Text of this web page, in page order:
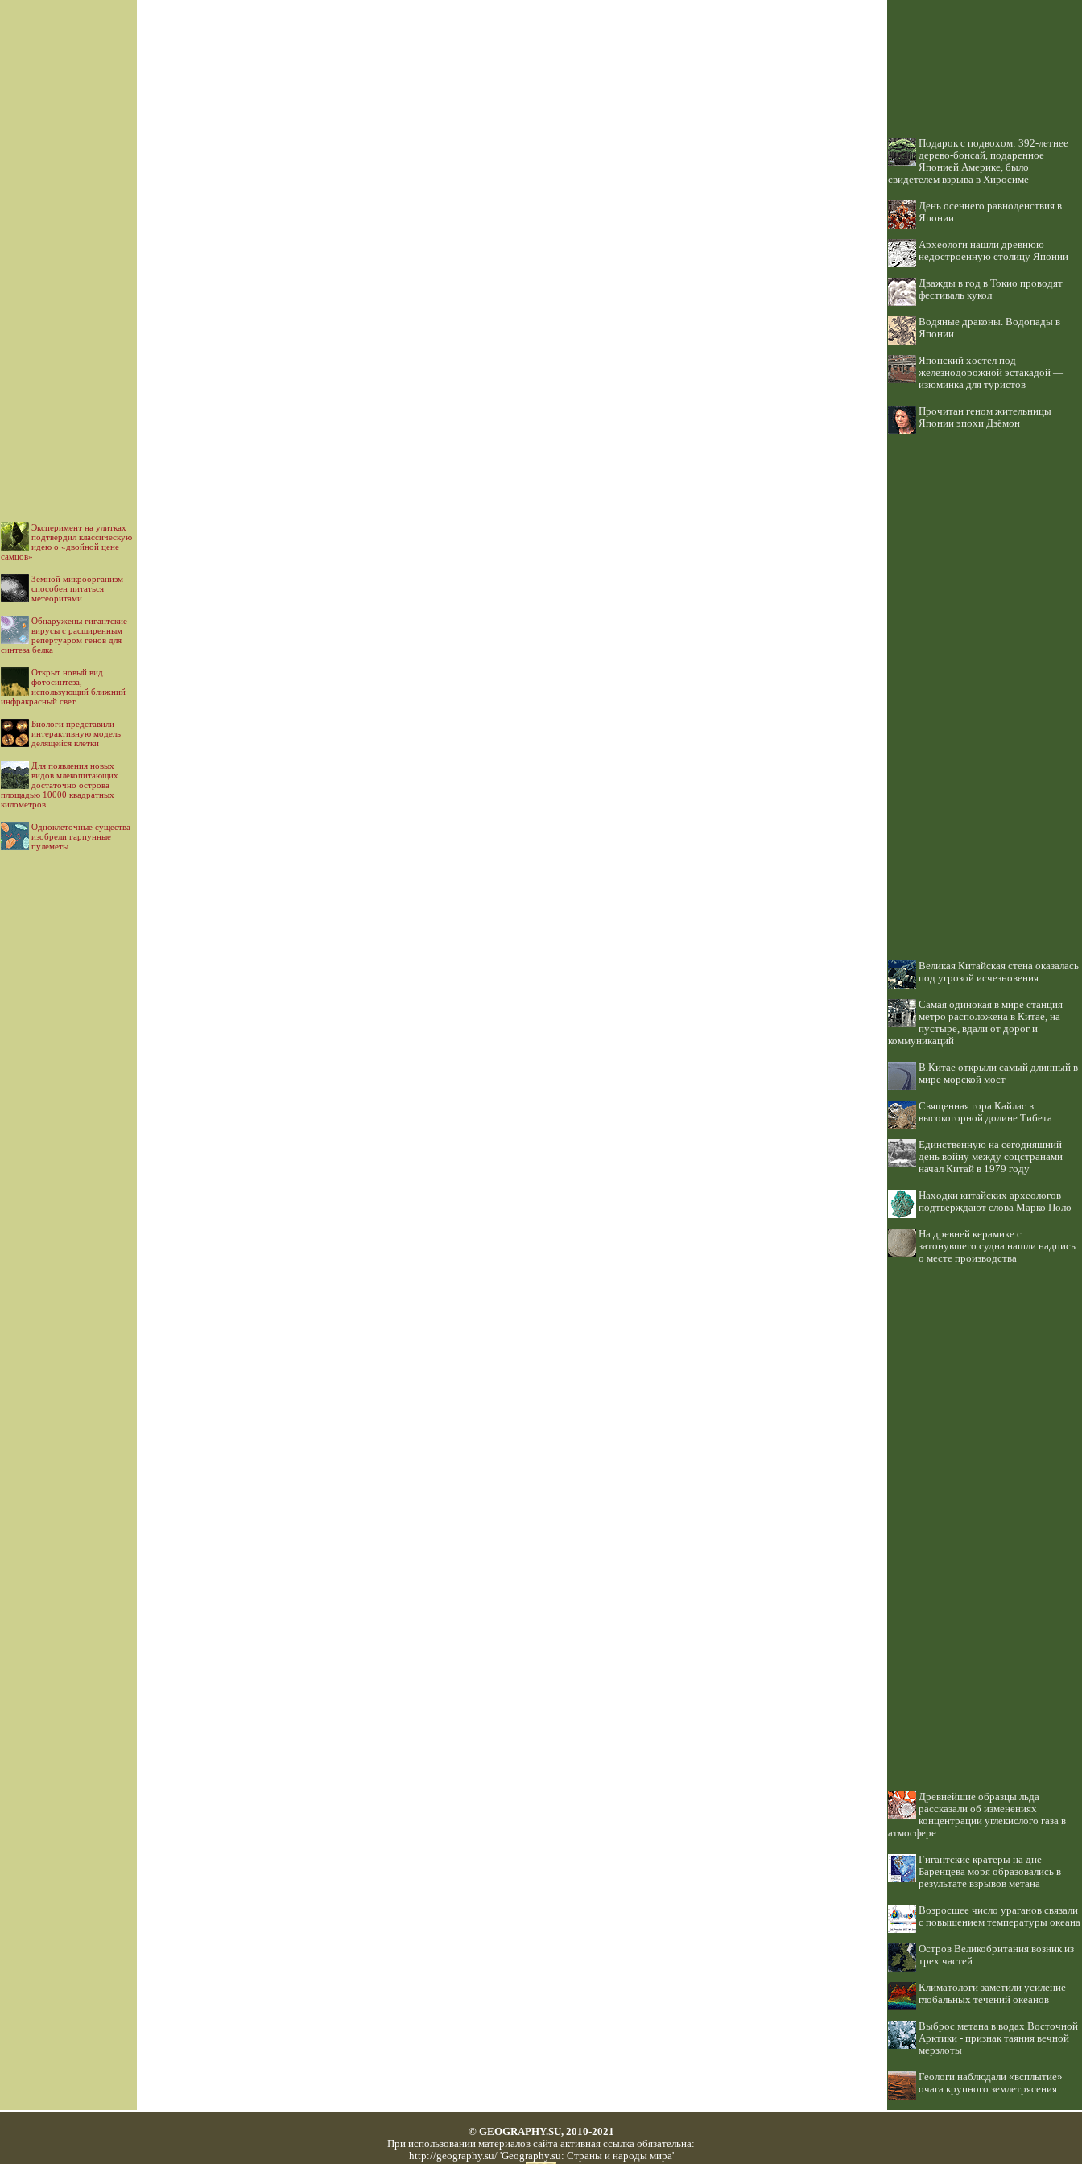
Эксперимент на улитках
подтвердил классическую
идею о «двойной цене
самцов»
Земной микроорганизм
способен питаться
метеоритами
Обнаружены гигантские
вирусы с расширенным
репертуаром генов для
синтеза белка
Открыт новый вид
фотосинтеза,
использующий ближний
инфракрасный свет
Биологи представили
интерактивную модель
делящейся клетки
Для появления новых
видов млекопитающих
достаточно острова
площадью 10000 квадратных
километров
Одноклеточные существа
изобрели гарпунные
пулеметы
Подарок с подвохом: 392-летнее
дерево-бонсай, подаренное
Японией Америке, было
свидетелем взрыва в Хиросиме
День осеннего равноденствия в
Японии
Археологи нашли древнюю
недостроенную столицу Японии
Дважды в год в Токио проводят
фестиваль кукол
Водяные драконы. Водопады в
Японии
Японский хостел под
железнодорожной эстакадой —
изюминка для туристов
Прочитан геном жительницы
Японии эпохи Дзёмон
Великая Китайская стена оказалась
под угрозой исчезновения
Самая одинокая в мире станция
метро расположена в Китае, на
пустыре, вдали от дорог и
коммуникаций
В Китае открыли самый длинный в
мире морской мост
Священная гора Кайлас в
высокогорной долине Тибета
Единственную на сегодняшний
день войну между соцстранами
начал Китай в 1979 году
Находки китайских археологов
подтверждают слова Марко Поло
На древней керамике с
затонувшего судна нашли надпись
о месте производства
Древнейшие образцы льда
рассказали об изменениях
концентрации углекислого газа в
атмосфере
Гигантские кратеры на дне
Баренцева моря образовались в
результате взрывов метана
Возросшее число ураганов связали
с повышением температуры океана
Остров Великобритания возник из
трех частей
Климатологи заметили усиление
глобальных течений океанов
Выброс метана в водах Восточной
Арктики - признак таяния вечной
мерзлоты
Геологи наблюдали «всплытие»
очага крупного землетрясения
© GEOGRAPHY.SU, 2010-2021
При использовании материалов сайта активная ссылка обязательна:
http://geography.su/ 'Geography.su: Страны и народы мира'